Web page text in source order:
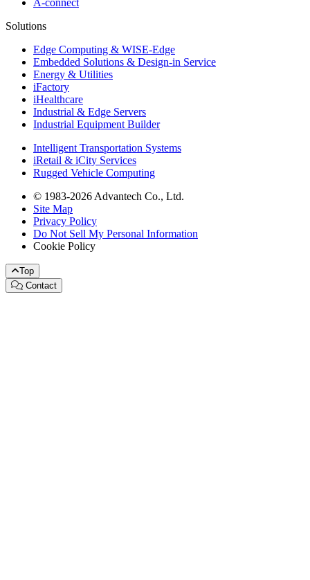
A-connect
Solutions
Edge Computing & WISE-Edge
Embedded Solutions & Design-in Service
Energy & Utilities
iFactory
iHealthcare
Industrial & Edge Servers
Industrial Equipment Builder
Intelligent Transportation Systems
iRetail & iCity Services
Rugged Vehicle Computing
© 1983-2026 Advantech Co., Ltd.
Site Map
Privacy Policy
Do Not Sell My Personal Information
Cookie Policy
Top
Contact